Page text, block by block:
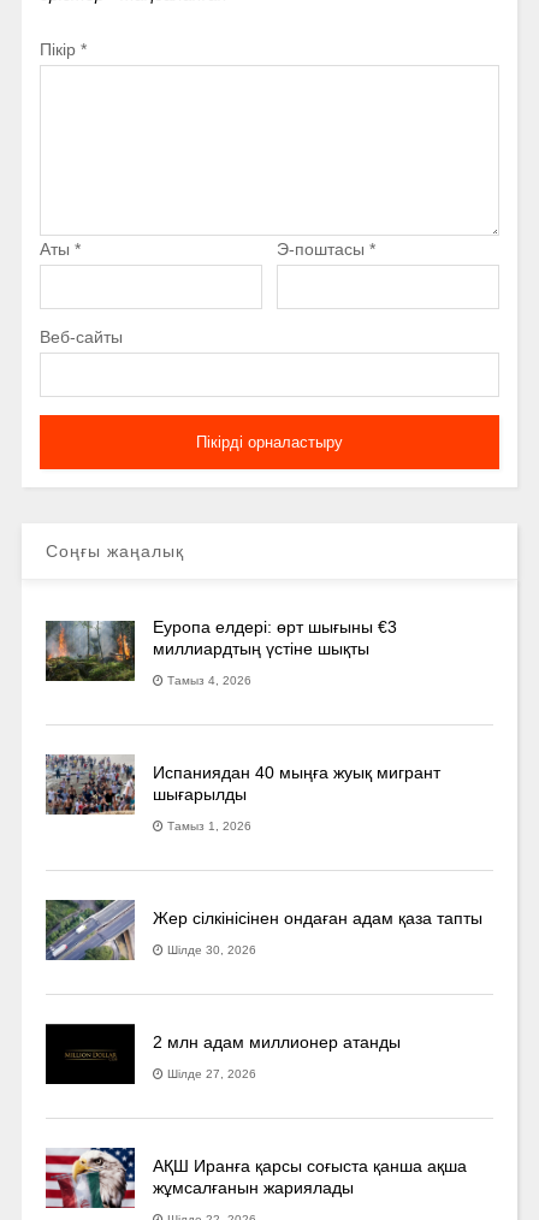
Пікір *
Аты * Э-поштасы *
Веб-сайты
Соңғы жаңалық
Еуропа елдері: өрт шығыны €3
миллиардтың үстіне шықты
Тамыз 4, 2026
Испаниядан 40 мыңға жуық мигрант
шығарылды
Тамыз 1, 2026
Жер сілкінісінен ондаған адам қаза тапты
Шілде 30, 2026
2 млн адам миллионер атанды
Шілде 27, 2026
АҚШ Иранға қарсы соғыста қанша ақша
жұмсалғанын жариялады